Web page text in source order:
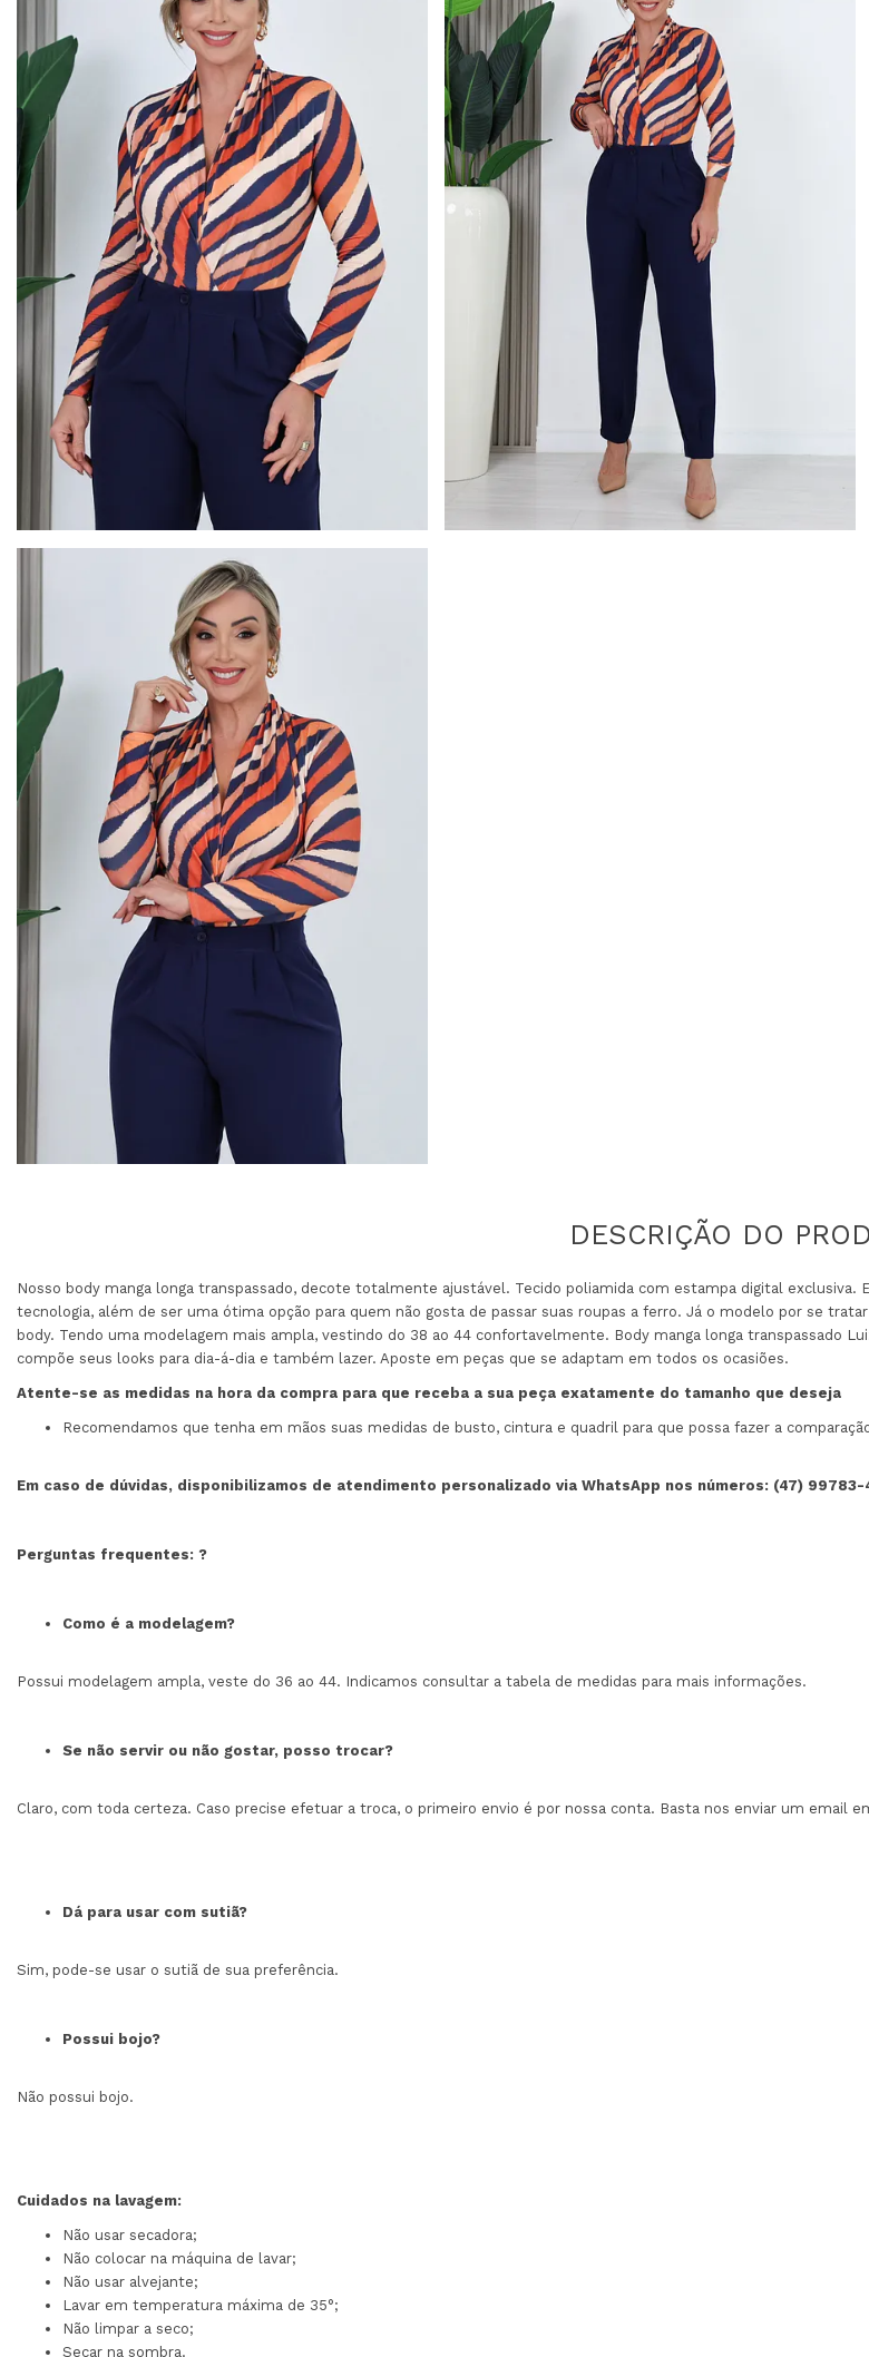
Nosso body manga longa transpassado, decote totalmente ajustável. Tecido poliamida com estampa digital
tecnologia, além de ser uma ótima opção para quem não gosta de passar suas roupas a ferro. Já o modelo por se
body. Tendo uma modelagem mais ampla, vestindo do 38 ao 44 confortavelmente. Body manga longa transpassado
compõe seus looks para dia-á-dia e também lazer. Aposte em peças que se adaptam em todos os ocasiões.
Atente-se as medidas na hora da compra para que receba a sua peça exatamente do tamanho que deseja
Recomendamos que tenha em mãos suas medidas de busto, cintura e quadril para que possa fazer a
Em caso de dúvidas, disponibilizamos de atendimento personalizado via WhatsApp nos números: (47) 99783-
Perguntas frequentes: ?
Como é a modelagem?
Possui modelagem ampla, veste do 36 ao 44. Indicamos consultar a tabela de medidas para mais informações.
Se não servir ou não gostar, posso trocar?
Claro, com toda certeza. Caso precise efetuar a troca, o primeiro envio é por nossa conta. Basta nos enviar um email
Dá para usar com sutiã?
Sim, pode-se usar o sutiã de sua preferência.
Possui bojo?
Não possui bojo.
Cuidados na lavagem:
Não usar secadora;
Não colocar na máquina de lavar;
Não usar alvejante;
Lavar em temperatura máxima de 35°;
Não limpar a seco;
Secar na sombra.